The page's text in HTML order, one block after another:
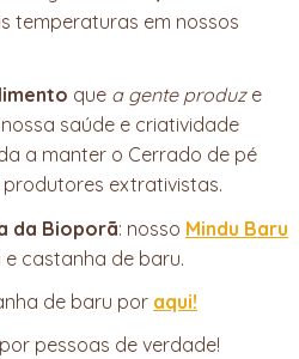
temperaturas em nossos
que a gente produze
saúde e criatividade
a manter o Cerrado de pé
extrativistas.
da Bioporã: nosso Mindu Baru
castanha de baru.
de baru por aqui!
pessoas de verdade!